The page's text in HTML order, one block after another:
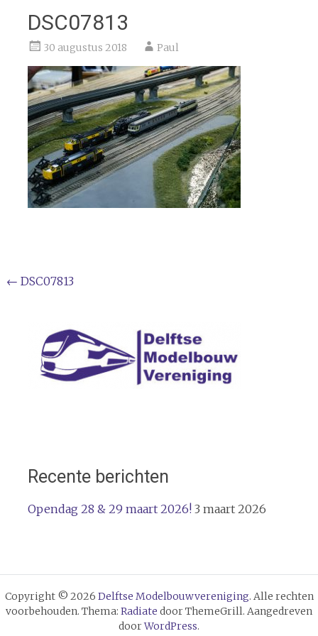
DSC07813
30 augustus 2018 Paul
Bericht
← DSC07813
Recente berichten
Opendag 28 & 29 maart 2026! 3 maart 2026
Copyright © 2026 Delftse Modelbouwvereniging. Alle rechten
voorbehouden. Thema: Radiate door ThemeGrill. Aangedreven
doorWordPress.